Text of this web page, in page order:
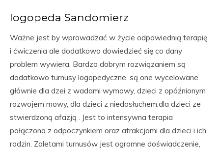
logopeda Sandomierz
Ważne jest by wprowadzać w życie odpowiednią terapię
i ćwiczenia ale dodatkowo dowiedzieć się co dany
problem wywiera. Bardzo dobrym rozwiązaniem są
dodatkowo turnusy logopedyczne, są one wycelowane
głównie dla dzei z wadami wymowy, dzieci z opóźnionym
rozwojem mowy, dla dzieci z niedosłuchem,dla dzieci ze
stwierdzoną afazją . Jest to intensywna terapia
połączona z odpoczynkiem oraz atrakcjami dla dzieci i ich
rodzin. Zaletami turnusów jest ogromne doświadczenie,